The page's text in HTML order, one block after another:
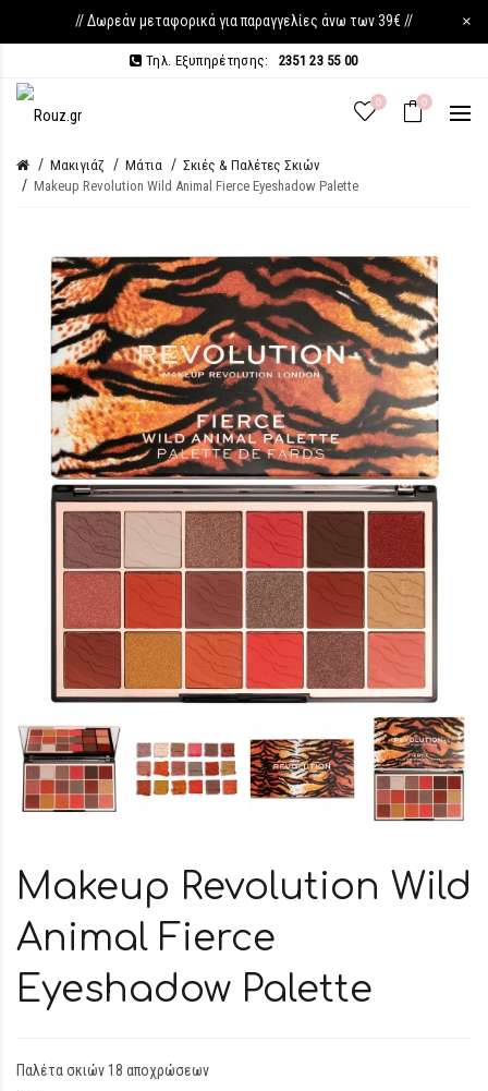
// Δωρεάν μεταφορικά για παραγγελίες άνω των 39€ // ×
Τηλ. Εξυπηρέτησης: 2351 23 55 00
0 0
Μακιγιάζ Μάτια
Σκιές & Παλέτες Σκιών
Makeup Revolution Wild Animal Fierce Eyeshadow Palette
Makeup Revolution Wild
Animal Fierce
Eyeshadow Palette
Παλέτα σκιών 18 αποχρώσεων